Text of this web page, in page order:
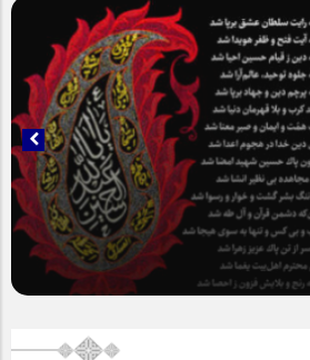
سلطان عشق